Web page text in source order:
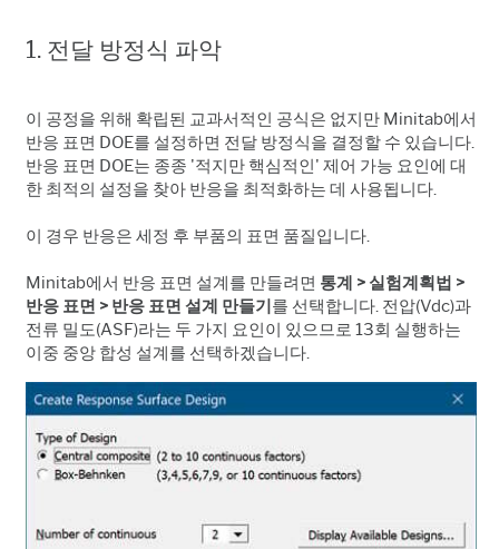
1. 전달 방정식 파악
이 공정을 위해 확립된 교과서적인 공식은 없지만 Minitab에서
반응 표면 DOE를 설정하면 전달 방정식을 결정할 수 있습니다.
반응 표면 DOE는 종종 '적지만 핵심적인' 제어 가능 요인에 대
한 최적의 설정을 찾아 반응을 최적화하는 데 사용됩니다.
이 경우 반응은 세정 후 부품의 표면 품질입니다.
Minitab에서 반응 표면 설계를 만들려면 통계 > 실험계획법 >
반응 표면 > 반응 표면 설계 만들기를 선택합니다. 전압(Vdc)과
전류 밀도(ASF)라는 두 가지 요인이 있으므로 13회 실행하는
이중 중앙 합성 설계를 선택하겠습니다.